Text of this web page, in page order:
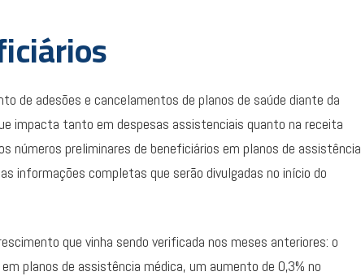
de adesões e cancelamentos de planos de saúde diante da
impacta tanto em despesas assistenciais quanto na receita
números preliminares de beneficiários em planos de assistência
informações completas que serão divulgadas no início do
que vinha sendo verificada nos meses anteriores: o
planos de assistência médica, um aumento de 0,3% no